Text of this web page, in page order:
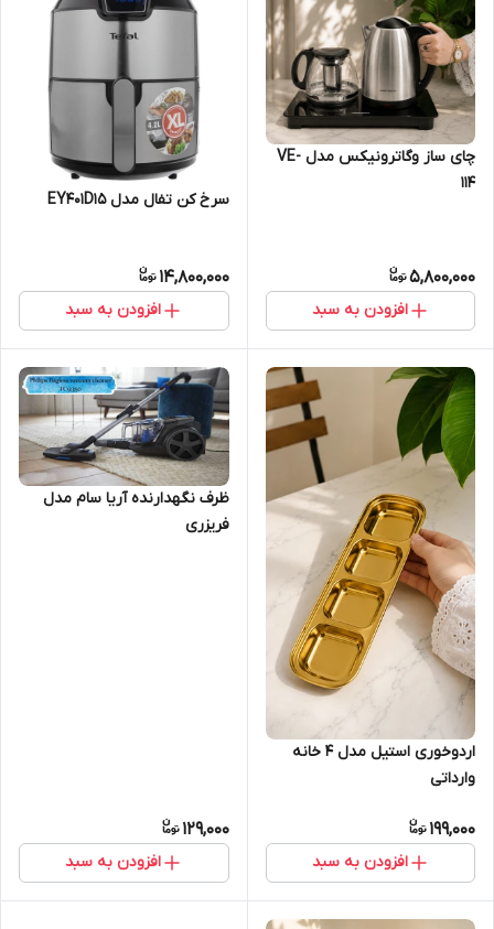
چای ساز وگاترونیکس مدل VE-
114
5,800,000
افزودن به سبد
سرخ کن تفال مدل EY401D15
14,800,000
افزودن به سبد
اردوخوری استیل مدل 4 خانه
وارداتی
199,000
افزودن به سبد
ظرف نگهدارنده آریا سام مدل
فریزری
129,000
افزودن به سبد